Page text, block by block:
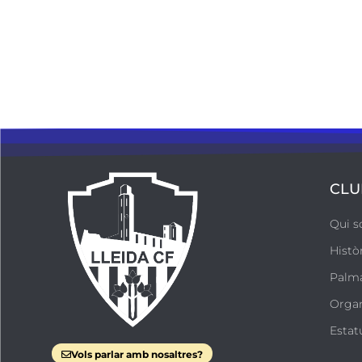
Vols parlar amb nosaltres?
Qui